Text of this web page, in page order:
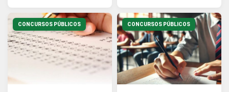
CONCURSOS PÚBLICOS CONCURSOS PÚBLICOS